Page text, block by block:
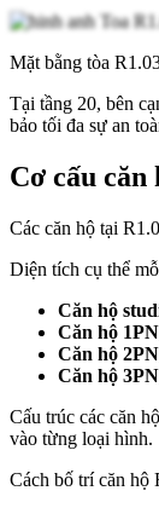
Mặt bằng tòa
Tại tầng 20, bên
bảo tối đa sự an
Cơ cấu căn
Các căn hộ tại
Diện tích cụ thể
Căn hộ
Căn hộ
Căn hộ
Căn hộ
Cấu trúc các căn
vào từng loại hình.
Cách bố trí căn hộ